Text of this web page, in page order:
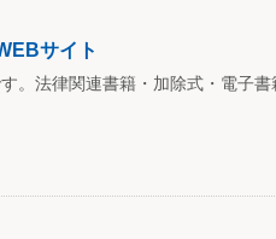
サイト
。法律関連書籍・加除式・電子